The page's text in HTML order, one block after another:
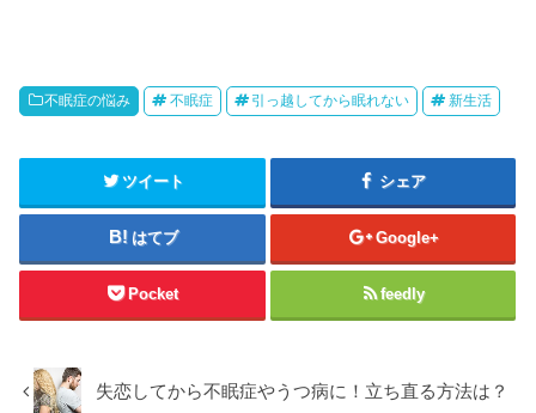
不眠症の悩み 不眠症 引っ越してから眠れない 新生活
ツイート シェア
はてブ Google+
Pocket feedly
失恋してから不眠症やうつ病に！立ち直る方法は？